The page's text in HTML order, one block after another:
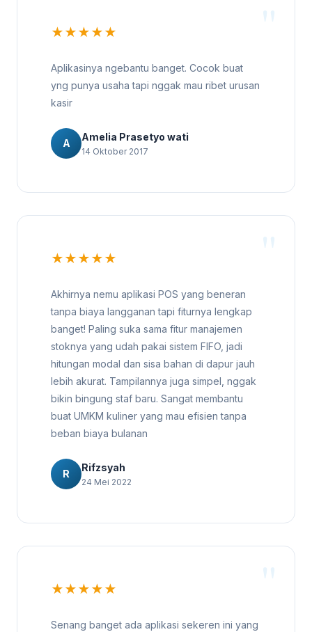
★★★★★
Aplikasinya ngebantu banget. Cocok buat
yng punya usaha tapi nggak mau ribet urusan
kasir
A
Amelia Prasetyo wati
14 Oktober 2017
★★★★★
Akhirnya nemu aplikasi POS yang beneran
tanpa biaya langganan tapi fiturnya lengkap
banget! Paling suka sama fitur manajemen
stoknya yang udah pakai sistem FIFO, jadi
hitungan modal dan sisa bahan di dapur jauh
lebih akurat. Tampilannya juga simpel, nggak
bikin bingung staf baru. Sangat membantu
buat UMKM kuliner yang mau efisien tanpa
beban biaya bulanan
R
Rifzsyah
24 Mei 2022
★★★★★
Senang banget ada aplikasi sekeren ini yang